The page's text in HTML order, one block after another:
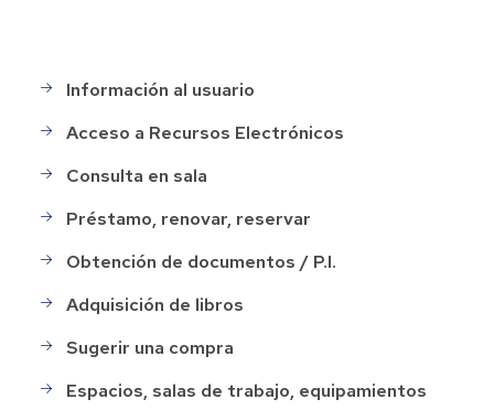
Menu
Información al usuario
Acceso a Recursos Electrónicos
Consulta en sala
Préstamo, renovar, reservar
Obtención de documentos / P.I.
Adquisición de libros
Sugerir una compra
Espacios, salas de trabajo, equipamientos